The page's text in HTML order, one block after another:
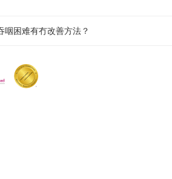
咽困难有冇改善方法？